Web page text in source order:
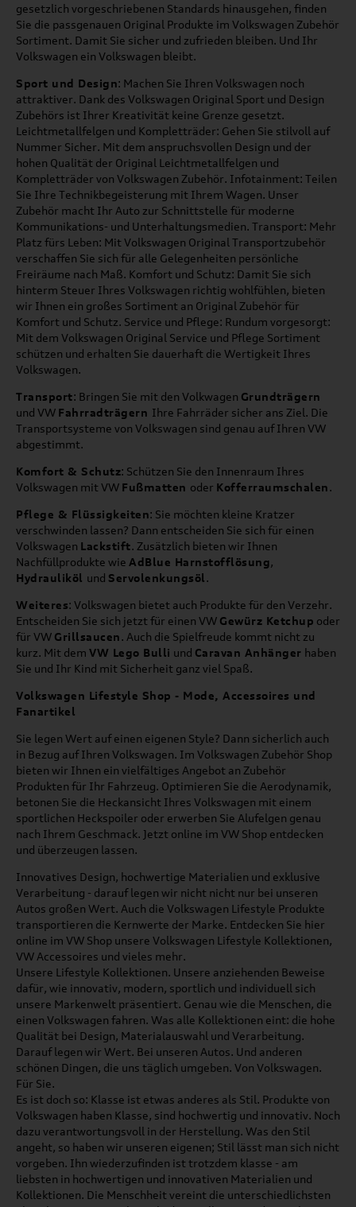
gesetzlich vorgeschriebenen Standards hinausgehen, finden
Sie die passgenauen Original Produkte im Volkswagen Zubehör
Sortiment. Damit Sie sicher und zufrieden bleiben. Und Ihr
Volkswagen ein Volkswagen bleibt.
Sport und Design: Machen Sie Ihren Volkswagen noch
attraktiver. Dank des Volkswagen Original Sport und Design
Zubehörs ist Ihrer Kreativität keine Grenze gesetzt.
Leichtmetallfelgen und Kompletträder: Gehen Sie stilvoll auf
Nummer Sicher. Mit dem anspruchsvollen Design und der
hohen Qualität der Original Leichtmetallfelgen und
Kompletträder von Volkswagen Zubehör. Infotainment: Teilen
Sie Ihre Technikbegeisterung mit Ihrem Wagen. Unser
Zubehör macht Ihr Auto zur Schnittstelle für moderne
Kommunikations- und Unterhaltungsmedien. Transport: Mehr
Platz fürs Leben: Mit Volkswagen Original Transportzubehör
verschaffen Sie sich für alle Gelegenheiten persönliche
Freiräume nach Maß. Komfort und Schutz: Damit Sie sich
hinterm Steuer Ihres Volkswagen richtig wohlfühlen, bieten
wir Ihnen ein großes Sortiment an Original Zubehör für
Komfort und Schutz. Service und Pflege: Rundum vorgesorgt:
Mit dem Volkswagen Original Service und Pflege Sortiment
schützen und erhalten Sie dauerhaft die Wertigkeit Ihres
Volkswagen.
Transport: Bringen Sie mit den Volkwagen Grundträgern
und VW Fahrradträgern Ihre Fahrräder sicher ans Ziel. Die
Transportsysteme von Volkswagen sind genau auf Ihren VW
abgestimmt.
Komfort & Schutz: Schützen Sie den Innenraum Ihres
Volkswagen mit VW Fußmatten oder Kofferraumschalen.
Pflege & Flüssigkeiten: Sie möchten kleine Kratzer
verschwinden lassen? Dann entscheiden Sie sich für einen
Volkswagen Lackstift. Zusätzlich bieten wir Ihnen
Nachfüllprodukte wie AdBlue Harnstofflösung,
Hydrauliköl und Servolenkungsöl.
Weiteres: Volkswagen bietet auch Produkte für den Verzehr.
Entscheiden Sie sich jetzt für einen VW Gewürz Ketchup oder
für VW Grillsaucen. Auch die Spielfreude kommt nicht zu
kurz. Mit dem VW Lego Bulli und Caravan Anhänger haben
Sie und Ihr Kind mit Sicherheit ganz viel Spaß.
Volkswagen Lifestyle Shop - Mode, Accessoires und
Fanartikel
Sie legen Wert auf einen eigenen Style? Dann sicherlich auch
in Bezug auf Ihren Volkswagen. Im Volkswagen Zubehör Shop
bieten wir Ihnen ein vielfältiges Angebot an Zubehör
Produkten für Ihr Fahrzeug. Optimieren Sie die Aerodynamik,
betonen Sie die Heckansicht Ihres Volkswagen mit einem
sportlichen Heckspoiler oder erwerben Sie Alufelgen genau
nach Ihrem Geschmack. Jetzt online im VW Shop entdecken
und überzeugen lassen.
Innovatives Design, hochwertige Materialien und exklusive
Verarbeitung - darauf legen wir nicht nicht nur bei unseren
Autos großen Wert. Auch die Volkswagen Lifestyle Produkte
transportieren die Kernwerte der Marke. Entdecken Sie hier
online im VW Shop unsere Volkswagen Lifestyle Kollektionen,
VW Accessoires und vieles mehr.
Unsere Lifestyle Kollektionen. Unsere anziehenden Beweise
dafür, wie innovativ, modern, sportlich und individuell sich
unsere Markenwelt präsentiert. Genau wie die Menschen, die
einen Volkswagen fahren. Was alle Kollektionen eint: die hohe
Qualität bei Design, Materialauswahl und Verarbeitung.
Darauf legen wir Wert. Bei unseren Autos. Und anderen
schönen Dingen, die uns täglich umgeben. Von Volkswagen.
Für Sie.
Es ist doch so: Klasse ist etwas anderes als Stil. Produkte von
Volkswagen haben Klasse, sind hochwertig und innovativ. Noch
dazu verantwortungsvoll in der Herstellung. Was den Stil
angeht, so haben wir unseren eigenen; Stil lässt man sich nicht
vorgeben. Ihn wiederzufinden ist trotzdem klasse - am
liebsten in hochwertigen und innovativen Materialien und
Kollektionen. Die Menschheit vereint die unterschiedlichsten